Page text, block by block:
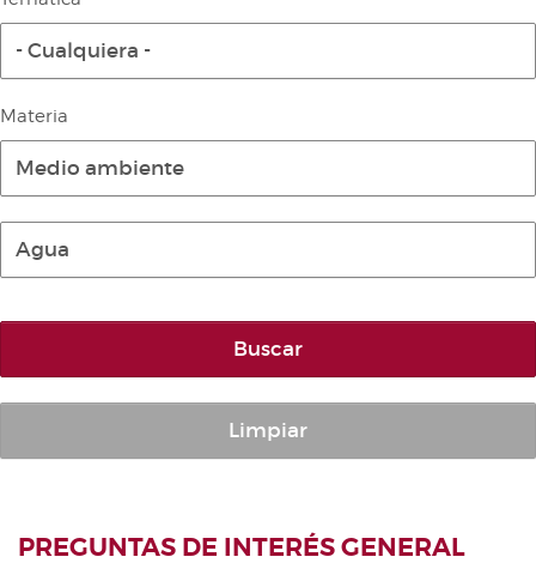
Diario de la Diputación Permanente
Informe BOC
Publicaciones no oficiales
Anuario de Derecho Parlamentario
Cortes Forales
- Cualquiera -
Materia
Medio ambiente
Agua
Buscar
Limpiar
PREGUNTAS DE INTERÉS GENERAL